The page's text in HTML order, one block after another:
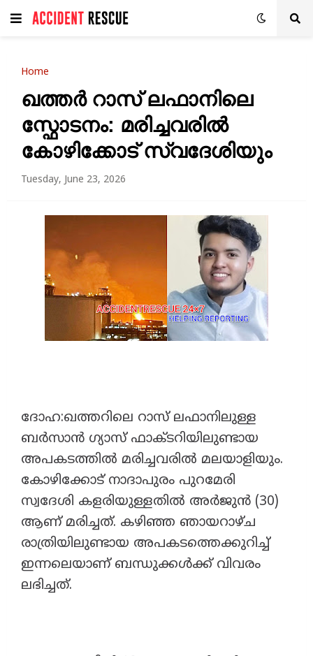
Home
ഖത്തർ റാസ് ലഫാനിലെ
സ്ഫോടനം: മരിച്ചവരിൽ
കോഴിക്കോട് സ്വദേശിയും
Tuesday, June 23, 2026
ദോഹ:ഖത്തറിലെ റാസ് ലഫാനിലുള്ള
ബർസാൻ ഗ്യാസ് ഫാക്ടറിയിലുണ്ടായ
അപകടത്തിൽ മരിച്ചവരിൽ മലയാളിയും.
കോഴിക്കോട് നാദാപുരം പുറമേരി
സ്വദേശി കളരിയുള്ളതിൽ അർജുൻ (30)
ആണ് മരിച്ചത്. കഴിഞ്ഞ ഞായറാഴ്ച
രാത്രിയിലുണ്ടായ അപകടത്തെക്കുറിച്ച്
ഇന്നലെയാണ് ബന്ധുക്കൾക്ക് വിവരം
ലഭിച്ചത്.